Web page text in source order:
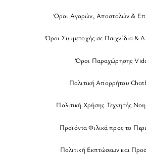
Όροι Αγορών, Αποστολών &
Όροι Συμμετοχής σε Παιχνίδια &
Όροι Παραχώρησης
Πολιτική Απορρήτου
Πολιτική Χρήσης Τεχνητής
Προϊόντα Φιλικά προς το
Πολιτική Εκπτώσεων και